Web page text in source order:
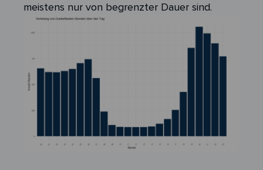
meistens nur von begrenzter Dauer sind.